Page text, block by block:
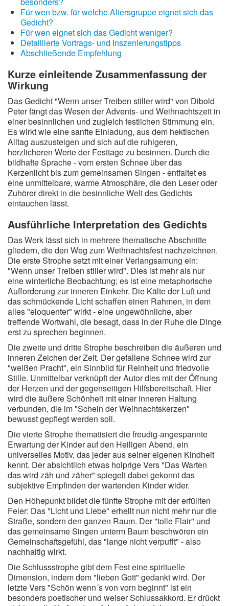
Für wen bzw. für welche Altersgruppe eignet sich das
Gedicht?
Für wen eignet sich das Gedicht weniger?
Detaillierte Vortrags- und Inszenierungstipps
Abschließende Empfehlung
Kurze einleitende Zusammenfassung der
Wirkung
Das Gedicht "Wenn unser Treiben stiller wird" von Dibold
Peter fängt das Wesen der Advents- und Weihnachtszeit in
einer besinnlichen und zugleich festlichen Stimmung ein.
Es wirkt wie eine sanfte Einladung, aus dem hektischen
Alltag auszusteigen und sich auf die ruhigeren,
herzlicheren Werte der Festtage zu besinnen. Durch die
bildhafte Sprache - vom ersten Schnee über das
Kerzenlicht bis zum gemeinsamen Singen - entfaltet es
eine unmittelbare, warme Atmosphäre, die den Leser oder
Zuhörer direkt in die besinnliche Welt des Gedichts
eintauchen lässt.
Ausführliche Interpretation des Gedichts
Das Werk lässt sich in mehrere thematische Abschnitte
gliedern, die den Weg zum Weihnachtsfest nachzeichnen.
Die erste Strophe setzt mit einer Verlangsamung ein:
"Wenn unser Treiben stiller wird". Dies ist mehr als nur
eine winterliche Beobachtung; es ist eine metaphorische
Aufforderung zur inneren Einkehr. Die Kälte der Luft und
das schmückende Licht schaffen einen Rahmen, in dem
alles "eloquenter" wirkt - eine ungewöhnliche, aber
treffende Wortwahl, die besagt, dass in der Ruhe die Dinge
erst zu sprechen beginnen.
Die zweite und dritte Strophe beschreiben die äußeren und
inneren Zeichen der Zeit. Der gefallene Schnee wird zur
"weißen Pracht", ein Sinnbild für Reinheit und friedvolle
Stille. Unmittelbar verknüpft der Autor dies mit der Öffnung
der Herzen und der gegenseitigen Hilfsbereitschaft. Hier
wird die äußere Schönheit mit einer inneren Haltung
verbunden, die im "Schein der Weihnachtskerzen"
bewusst gepflegt werden soll.
Die vierte Strophe thematisiert die freudig-angespannte
Erwartung der Kinder auf den Heiligen Abend, ein
universelles Motiv, das jeder aus seiner eigenen Kindheit
kennt. Der absichtlich etwas holprige Vers "Das Warten
das wird zäh und zäher" spiegelt dabei gekonnt das
subjektive Empfinden der wartenden Kinder wider.
Den Höhepunkt bildet die fünfte Strophe mit der erfüllten
Feier: Das "Licht und Liebe" erhellt nun nicht mehr nur die
Straße, sondern den ganzen Raum. Der "tolle Flair" und
das gemeinsame Singen unterm Baum beschwören ein
Gemeinschaftsgefühl, das "lange nicht verpufft" - also
nachhaltig wirkt.
Die Schlussstrophe gibt dem Fest eine spirituelle
Dimension, indem dem "lieben Gott" gedankt wird. Der
letzte Vers "Schön wenn´s von vorn beginnt" ist ein
besonders poetischer und weiser Schlussakkord. Er drückt